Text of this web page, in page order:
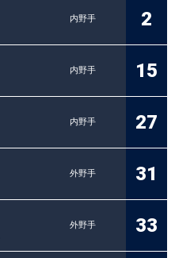
内野手
2
内野手
15
内野手
27
外野手
31
外野手
33